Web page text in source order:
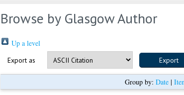
Browse by Glasgow Author
Up a level
Export as
Group by: Date |